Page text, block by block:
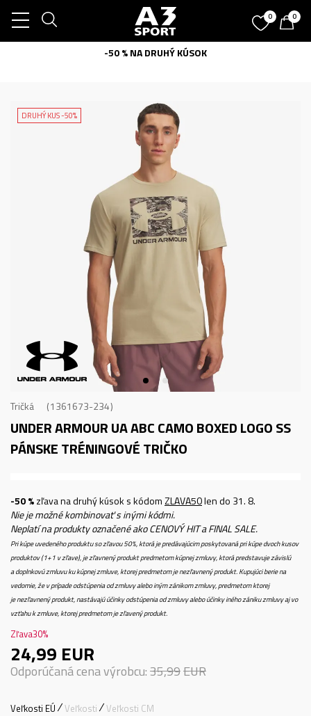
0 0
-50 % NA DRUHÝ KÚSOK
DRUHÝ KUS -50%
Tričká 1361673-234
UNDER ARMOUR UA ABC CAMO BOXED LOGO SS
PÁNSKE TRÉNINGOVÉ TRIČKO
-50 %zľava na druhý kúsok s kódomZLAVA50len do 31. 8.
Nie je možné kombinovať s inými kódmi.
Neplatí na produkty označené ako CENOVÝ HIT a FINAL SALE.
Pri kúpe uvedeného produktu so zľavou 50%, ktorá je predávajúcim poskytovaná pri kúpe dvoch kusov
produktov (1+1 v zľave), je zľavnený produkt predmetom kúpnej zmluvy, ktorá predstavuje závislú
a doplnkovú zmluvu ku kúpnej zmluve, ktorej predmetom je nezľavnený produkt. Kupujúci berie na
vedomie, že v prípade odstúpenia od zmluvy alebo iným zánikom zmluvy, predmetom ktorej
je nezľavnený produkt, nastávajú účinky odstúpenia od zmluvy alebo účinky iného zániku zmluvy aj vo
vzťahu k zmluve, ktorej predmetom je zľavený produkt.
Zľava30%
24,99 EUR
Odporúčaná cena výrobcu:35,99EUR
Veľkosti EÚ Veľkosti Veľkosti CM